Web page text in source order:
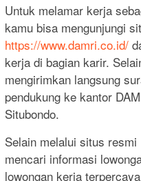
Untuk melamar kerja
kamu bisa mengunjungi
https://www.damri.co.id/
kerja di bagian karir.
mengirimkan langsung
pendukung ke kantor
Situbondo.
Selain melalui situs
mencari informasi
lowongan kerja